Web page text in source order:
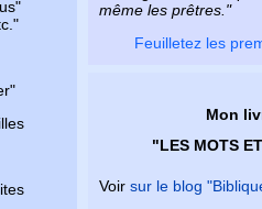
même les prêtres."
Feuilletez les
Mon
"LES MOTS
Voir sur le blog